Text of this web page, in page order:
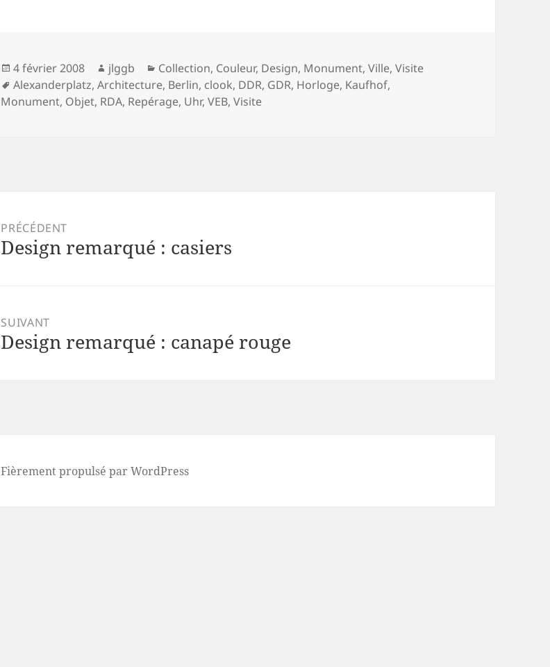
Publié
le
4 février 2008 Auteur
jlggb Catégories
Collection, Couleur, Design, Monument,Ville,Visite
Mots-
clés
Alexanderplatz,Architecture, Berlin, clook, DDR, GDR, Horloge, Kaufhof,
Monument, Objet, RDA, Repérage, Uhr,VEB,Visite
PRÉCÉDENT
Article
Design remarqué : casiers
SUIVANT
Article
Design remarqué : canapé rouge
Fièrement propulsé par WordPress